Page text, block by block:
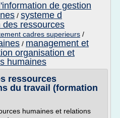
de gestion
/ systeme d
des ressources
cadres superieurs /
/ management et
organisation et
humaines
ressources
du travail (formation
humaines et relations